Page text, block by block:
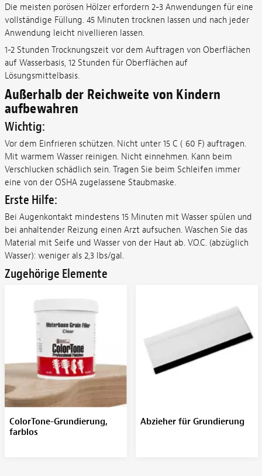
Die meisten porösen Hölzer erfordern 2-3 Anwendungen für eine
vollständige Füllung. 45 Minuten trocknen lassen und nach jeder
Anwendung leicht nivellieren lassen.
1-2 Stunden Trocknungszeit vor dem Auftragen von Oberflächen
auf Wasserbasis, 12 Stunden für Oberflächen auf
Lösungsmittelbasis.
Außerhalb der Reichweite von Kindern
aufbewahren
Wichtig:
Vor dem Einfrieren schützen. Nicht unter 15 C ( 60 F) auftragen.
Mit warmem Wasser reinigen. Nicht einnehmen. Kann beim
Verschlucken schädlich sein. Tragen Sie beim Schleifen immer
eine von der OSHA zugelassene Staubmaske.
Erste Hilfe:
Bei Augenkontakt mindestens 15 Minuten mit Wasser spülen und
bei anhaltender Reizung einen Arzt aufsuchen. Waschen Sie das
Material mit Seife und Wasser von der Haut ab. V.O.C. (abzüglich
Wasser): weniger als 2,3 lbs/gal.
Zugehörige Elemente
ColorTone-Grundierung,
farblos
Abzieher für Grundierung